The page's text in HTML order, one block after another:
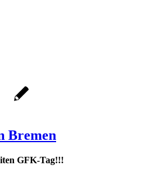
Bremen
GFK-Tag!!!